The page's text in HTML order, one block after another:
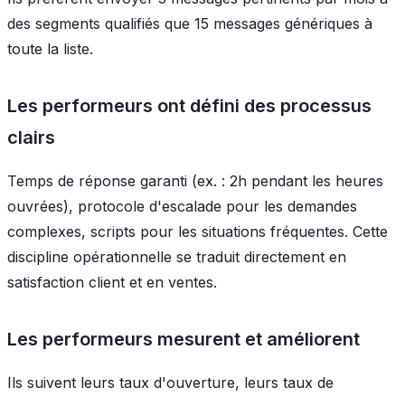
des segments qualifiés que 15 messages génériques à
toute la liste.
Les performeurs ont défini des processus
clairs
Temps de réponse garanti (ex. : 2h pendant les heures
ouvrées), protocole d'escalade pour les demandes
complexes, scripts pour les situations fréquentes. Cette
discipline opérationnelle se traduit directement en
satisfaction client et en ventes.
Les performeurs mesurent et améliorent
Ils suivent leurs taux d'ouverture, leurs taux de